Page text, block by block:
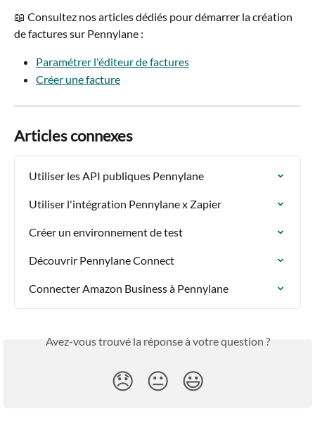
📖 Consultez nos articles dédiés pour démarrer la création
de factures sur Pennylane :
Paramétrer l'éditeur de factures
Créer une facture
Articles connexes
Utiliser les API publiques Pennylane
Utiliser l'intégration Pennylane x Zapier
Créer un environnement de test
Découvrir Pennylane Connect
Connecter Amazon Business à Pennylane
Avez-vous trouvé la réponse à votre question ?
😞 😐 😃